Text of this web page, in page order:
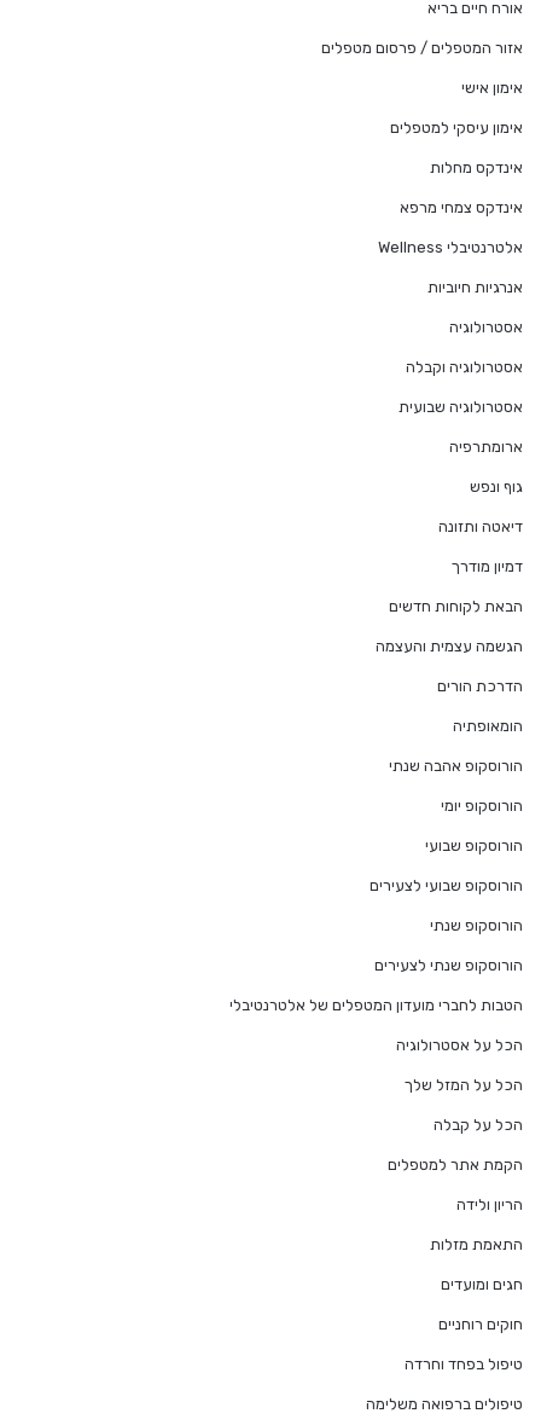
אורח חיים בריא
אזור המטפלים / פרסום מטפלים
אימון אישי
אימון עיסקי למטפלים
אינדקס מחלות
אינדקס צמחי מרפא
אלטרנטיבלי Wellness
אנרגיות חיוביות
אסטרולוגיה
אסטרולוגיה וקבלה
אסטרולוגיה שבועית
ארומתרפיה
גוף ונפש
דיאטה ותזונה
דמיון מודרך
הבאת לקוחות חדשים
הגשמה עצמית והעצמה
הדרכת הורים
הומאופתיה
הורוסקופ אהבה שנתי
הורוסקופ יומי
הורוסקופ שבועי
הורוסקופ שבועי לצעירים
הורוסקופ שנתי
הורוסקופ שנתי לצעירים
הטבות לחברי מועדון המטפלים של אלטרנטיבלי
הכל על אסטרולוגיה
הכל על המזל שלך
הכל על קבלה
הקמת אתר למטפלים
הריון ולידה
התאמת מזלות
חגים ומועדים
חוקים רוחניים
טיפול בפחד וחרדה
טיפולים ברפואה משלימה